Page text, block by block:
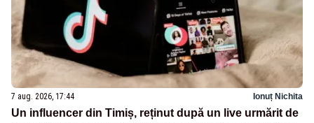
7 aug. 2026, 17:44 Ionuț Nichita
Un influencer din Timiș, reținut după un live urmărit de